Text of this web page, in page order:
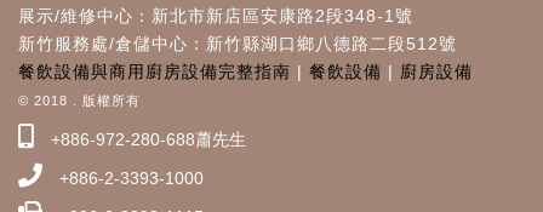
展示/維修中心：新北市新店區安康路2段348-1號
新竹服務處/倉儲中心：新竹縣湖口鄉八德路二段512號
餐飲設備與商用廚房設備完整指南 | 餐飲設備 | 廚房設備
© 2018 . 版權所有
+886-972-280-688蕭先生
+886-2-3393-1000